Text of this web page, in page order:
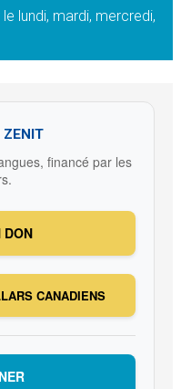
lundi, mardi, mercredi,
ZENIT
financé par les
DON
CANADIENS